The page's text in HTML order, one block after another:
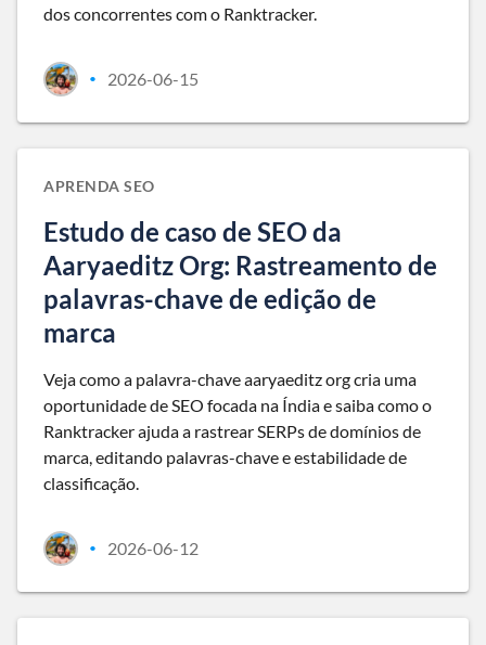
dos concorrentes com o Ranktracker.
• 2026-06-15
APRENDA SEO
Estudo de caso de SEO da
Aaryaeditz Org: Rastreamento de
palavras-chave de edição de
marca
Veja como a palavra-chave aaryaeditz org cria uma
oportunidade de SEO focada na Índia e saiba como o
Ranktracker ajuda a rastrear SERPs de domínios de
marca, editando palavras-chave e estabilidade de
classificação.
• 2026-06-12